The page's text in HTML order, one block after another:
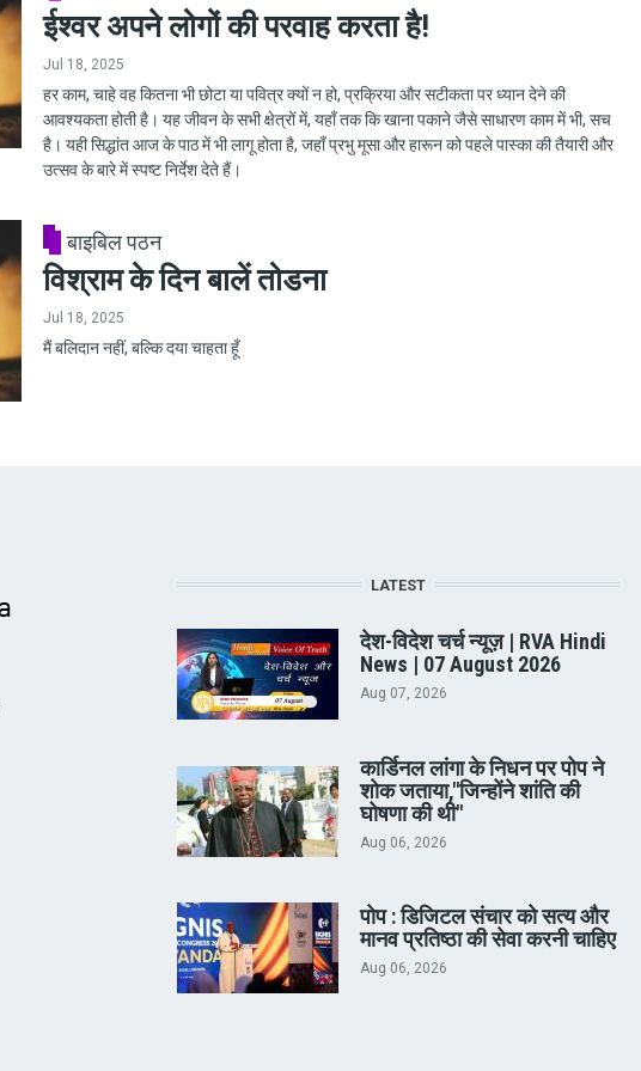
ईश्वर अपने लोगों की परवाह करता है!
Jul 18, 2025
हर काम, चाहे वह कितना भी छोटा या पवित्र क्यों न हो, प्रक्रिया और सटीकता पर ध्यान देने की
आवश्यकता होती है। यह जीवन के सभी क्षेत्रों में, यहाँ तक कि खाना पकाने जैसे साधारण काम में भी, सच
है। यही सिद्धांत आज के पाठ में भी लागू होता है, जहाँ प्रभु मूसा और हारून को पहले पास्का की तैयारी और
उत्सव के बारे में स्पष्ट निर्देश देते हैं।
बाइबिल पठन
विश्राम के दिन बालें तोडना
Jul 18, 2025
मैं बलिदान नहीं, बल्कि दया चाहता हूँ
LATEST
देश-विदेश चर्च न्यूज़ | RVA Hindi
News | 07 August 2026
Aug 07, 2026
कार्डिनल लांगा के निधन पर पोप ने
शोक जताया,"जिन्होंने शांति की
घोषणा की थी"
Aug 06, 2026
पोप : डिजिटल संचार को सत्य और
मानव प्रतिष्ठा की सेवा करनी चाहिए
Aug 06, 2026